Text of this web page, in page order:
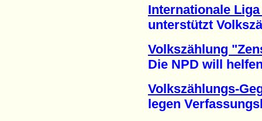
Internationale
unterstützt
Volkszählung
Die NPD will helfen
Volkszählungs-
legen